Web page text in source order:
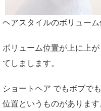
ヘアスタイルのボリューム
ボリューム位置が上に上
てしまします。
ショートヘア でもボブで
位置というものがあります